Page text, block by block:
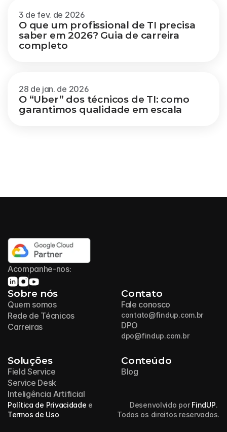
3 de fev. de 2026
O que um profissional de TI precisa
saber em 2026? Guia de carreira
completo
28 de jan. de 2026
O “Uber” dos técnicos de TI: como
garantimos qualidade em escala
Acompanhe-nos:
Sobre nós
Quem somos
Rede de Técnicos
Carreiras
Contato
Fale conosco
contato@findup.com.br
DPO
dpo@findup.com.br
Soluções
Field Service
Service Desk
Inteligência Artificial
Conteúdo
Blog
Política de Privacidade
Termos de Uso
Desenvolvido por FindUP.
Todos os direitos reservados.